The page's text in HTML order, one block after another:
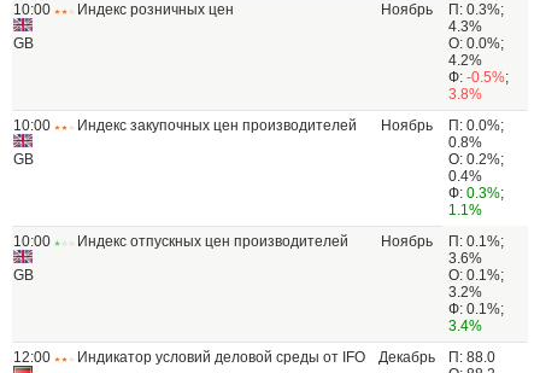
10:00
GB
Индекс розничных цен Ноябрь
П: 0.3%;
4.3%
О: 0.0%;
4.2%
Ф: -0.5%;
3.8%
10:00
GB
Индекс закупочных цен производителей Ноябрь
П: 0.0%;
0.8%
О: 0.2%;
0.4%
Ф: 0.3%;
1.1%
10:00
GB
Индекс отпускных цен производителей Ноябрь
П: 0.1%;
3.6%
О: 0.1%;
3.2%
Ф: 0.1%;
3.4%
12:00
Индикатор условий деловой среды от IFO Декабрь
П: 88.0